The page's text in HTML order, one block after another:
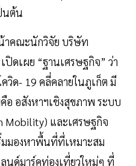
นต้น
าคณะนักวิจัย บริษัท
ปิดเผย “ฐานเศรษฐกิจ” ว่า
วิด- 19 คลี่คลายในภูเก็ต มี
อสังหาฯเชิงสุขภาพ ระบบ
Mobility) และเศรษฐกิจ
มองหาพื้นที่ที่เหมาะสม
นด์มาร์คท่องเที่ยวใหม่ๆ ที่